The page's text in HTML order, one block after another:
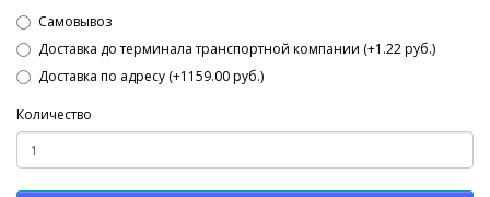
Самовывоз
Доставка до терминала транспортной компании (+1.22 руб.)
Доставка по адресу (+1159.00 руб.)
Количество